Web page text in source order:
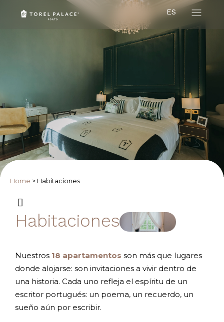
ES
Home > Habitaciones
Habitaciones
Nuestros 18 apartamentos son más que lugares
donde alojarse: son invitaciones a vivir dentro de
una historia. Cada uno refleja el espíritu de un
escritor portugués: un poema, un recuerdo, un
sueño aún por escribir.